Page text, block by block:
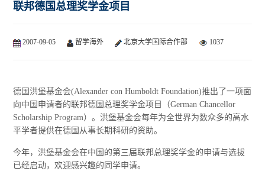
联邦德国总理奖学金项目
2007-09-05 留学海外 北京大学国际合作部 1037
德国洪堡基金会(Alexander con Humboldt Foundation)推出了一项面
向中国申请者的联邦德国总理奖学金项目（German Chancellor
Scholarship Program）。洪堡基金会每年为全世界为数众多的高水
平学者提供在德国从事长期科研的资助。
今年，洪堡基金会在中国的第三届联邦总理奖学金的申请与选拔
已经启动，欢迎感兴趣的同学申请。